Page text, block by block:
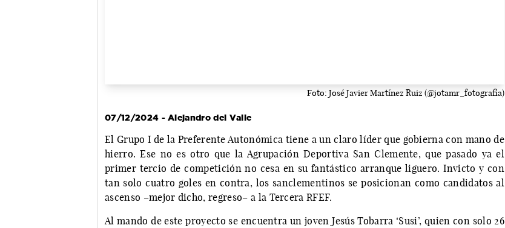
Foto: José Javier Martínez Ruiz (@jotamr_fotografia)
07/12/2024 - Alejandro del Valle
El Grupo I de la Preferente Autonómica tiene a un claro líder que gobierna con mano de
hierro. Ese no es otro que la Agrupación Deportiva San Clemente, que pasado ya el
primer tercio de competición no cesa en su fantástico arranque liguero. Invicto y con
tan solo cuatro goles en contra, los sanclementinos se posicionan como candidatos al
ascenso –mejor dicho, regreso– a la Tercera RFEF.
Al mando de este proyecto se encuentra un joven Jesús Tobarra ‘Susi’, quien con solo 26